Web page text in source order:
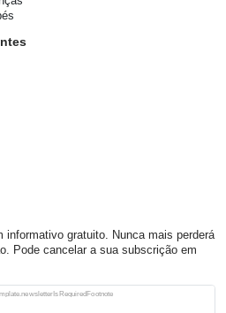
informativo gratuito. Nunca mais perderá
Pode cancelar a sua subscrição em